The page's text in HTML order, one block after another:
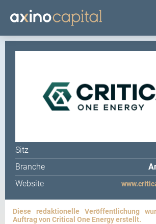
Sitz
Branche
Website
Diese redaktionelle Veröffentlichung
Auftrag von Critical One Energy erstellt.